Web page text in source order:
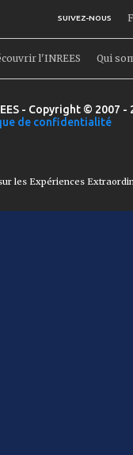
SUIVEZ-NOUS
l'INREES Qui
- Copyright © 2007
de confidentialité
les Expériences